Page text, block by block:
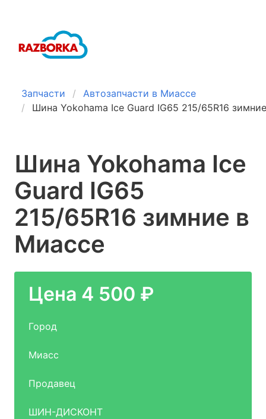
Запчасти
Автозапчасти в Миассе
Шина Yokohama Ice Guard IG65 215/65R16
Шина Yokohama Ice
Guard IG65
215/65R16 зимние в
Миассе
Цена 4 500 ₽
Город
Миасс
Продавец
ШИН-ДИСКОНТ